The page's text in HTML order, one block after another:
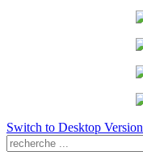
Switch to Desktop Version